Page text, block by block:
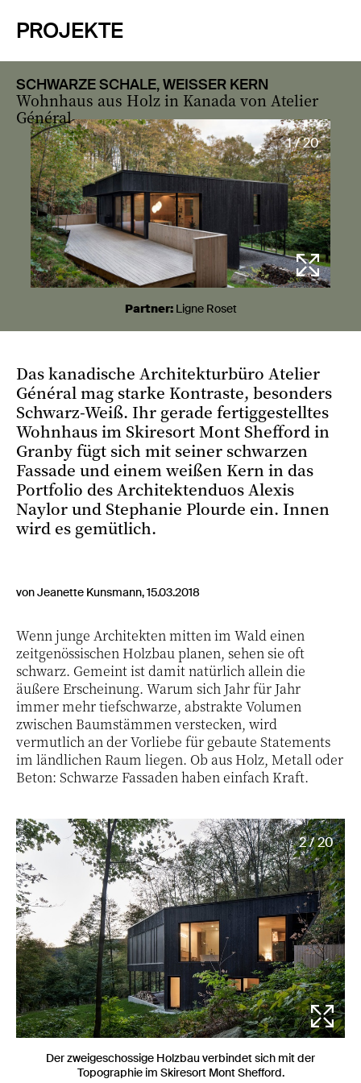
PROJEKTE
SCHWARZE SCHALE, WEISSER KERN
Wohnhaus aus Holz in Kanada von Atelier
Général
1 / 20
Partner: Ligne Roset
Das kanadische Architekturbüro Atelier
Général mag starke Kontraste, besonders
Schwarz-Weiß. Ihr gerade fertiggestelltes
Wohnhaus im Skiresort Mont Shefford in
Granby fügt sich mit seiner schwarzen
Fassade und einem weißen Kern in das
Portfolio des Architektenduos Alexis
Naylor und Stephanie Plourde ein. Innen
wird es gemütlich.
von Jeanette Kunsmann, 15.03.2018
Wenn junge Architekten mitten im Wald einen
zeitgenössischen Holzbau planen, sehen sie oft
schwarz. Gemeint ist damit natürlich allein die
äußere Erscheinung. Warum sich Jahr für Jahr
immer mehr tiefschwarze, abstrakte Volumen
zwischen Baumstämmen verstecken, wird
vermutlich an der Vorliebe für gebaute Statements
im ländlichen Raum liegen. Ob aus Holz, Metall oder
Beton: Schwarze Fassaden haben einfach Kraft.
2 / 20
Der zweigeschossige Holzbau verbindet sich mit der
Topographie im Skiresort Mont Shefford.